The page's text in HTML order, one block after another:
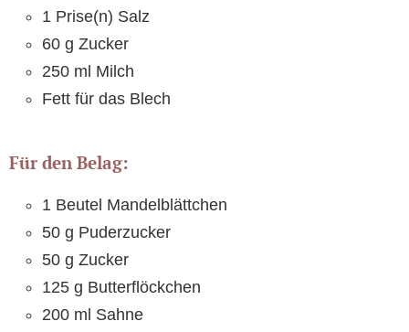
1 Prise(n) Salz
60 g Zucker
250 ml Milch
Fett für das Blech
Für den Belag:
1 Beutel Mandelblättchen
50 g Puderzucker
50 g Zucker
125 g Butterflöckchen
200 ml Sahne